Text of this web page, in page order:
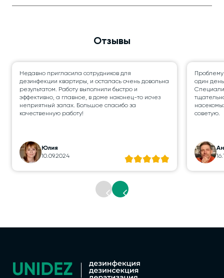
Отзывы
Недавно пригласила сотрудников для
дезинфекции квартиры, и осталась очень довольна
результатом. Работу выполнили быстро и
эффективно, а главное, в доме наконец-то исчез
неприятный запах. Большое спасибо за
качественную работу!
Юлия
10.09.2024
один
советую.